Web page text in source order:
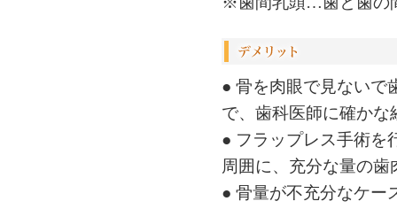
● 骨を肉眼で見ないで
で、歯科医師に確か
● フラップレス手術を
周囲に、充分な量の
● 骨量が不充分なケー